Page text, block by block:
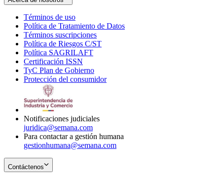
Términos de uso
in
new
window
Política de Tratamiento de Datos
Términos suscripciones
in
Política de Riesgos C/ST
Política SAGRILAFT
new
window
Certificación ISSN
in
new
TyC Plan de Gobierno
in
Protección del consumidorOpens
Notificaciones judiciales
juridica@semana.com
Para contactar a gestión humana
gestionhumana@semana.com
Contáctenos